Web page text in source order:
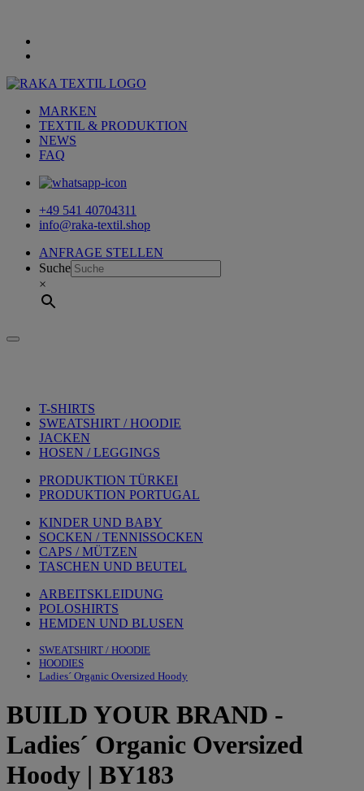
MARKEN
TEXTIL & PRODUKTION
NEWS
FAQ
+49 541 40704311
info@raka-textil.shop
ANFRAGE STELLEN
Suche
×
T-SHIRTS
SWEATSHIRT / HOODIE
JACKEN
HOSEN / LEGGINGS
PRODUKTION TÜRKEI
PRODUKTION PORTUGAL
KINDER UND BABY
SOCKEN / TENNISSOCKEN
CAPS / MÜTZEN
TASCHEN UND BEUTEL
ARBEITSKLEIDUNG
POLOSHIRTS
HEMDEN UND BLUSEN
SWEATSHIRT / HOODIE
HOODIES
Ladies´ Organic Oversized Hoody
BUILD YOUR BRAND -
Ladies´ Organic Oversized
Hoody | BY183